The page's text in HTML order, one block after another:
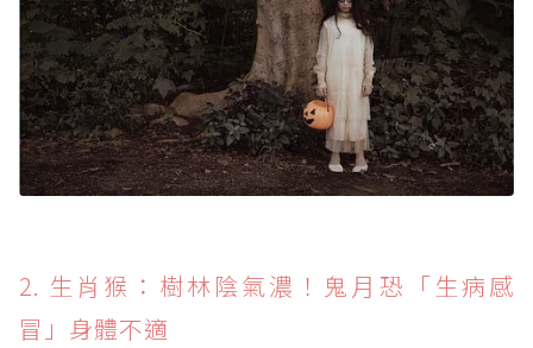
2. 生肖猴：樹林陰氣濃！鬼月恐「生病感
冒」身體不適